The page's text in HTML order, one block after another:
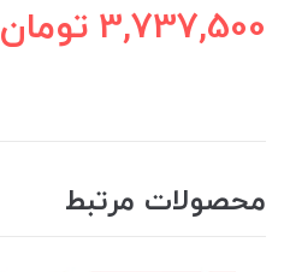
3,737,500 تومان
محصولات مرتبط